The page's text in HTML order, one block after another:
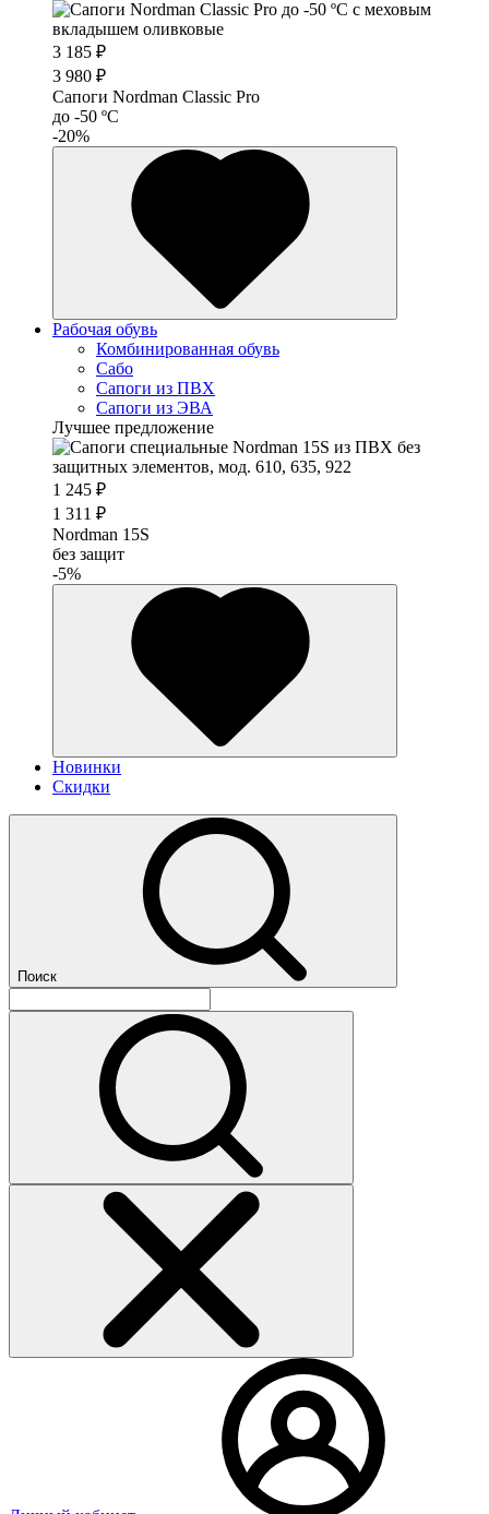
3 185 ₽
3 980 ₽
Сапоги Nordman Classic Pro
до -50 ºС
-20%
Рабочая обувь
Комбинированная обувь
Сабо
Сапоги из ПВХ
Сапоги из ЭВА
Лучшее предложение
1 245 ₽
1 311 ₽
Nordman 15S
без защит
-5%
Новинки
Скидки
Поиск